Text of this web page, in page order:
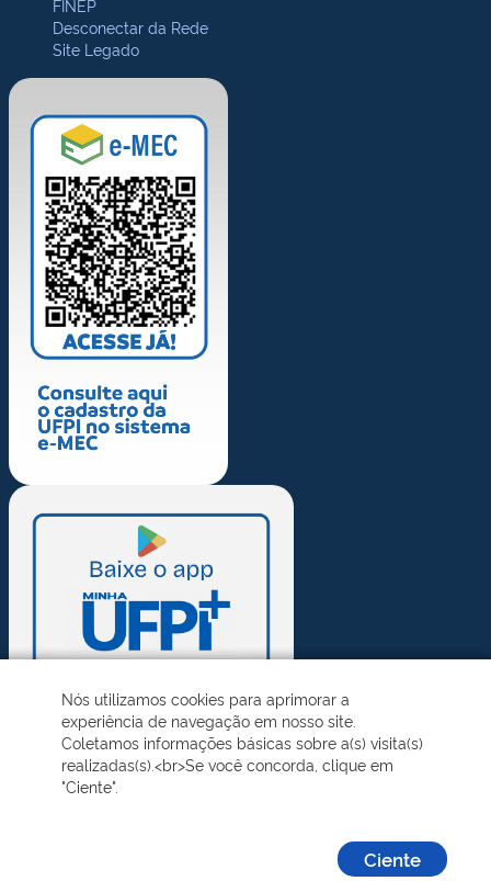
FINEP
Desconectar da Rede
Site Legado
Nós utilizamos cookies para aprimorar a
experiência de navegação em nosso site.
Coletamos informações básicas sobre a(s) visita(s)
realizadas(s).<br>Se você concorda, clique em
"Ciente".
Ciente